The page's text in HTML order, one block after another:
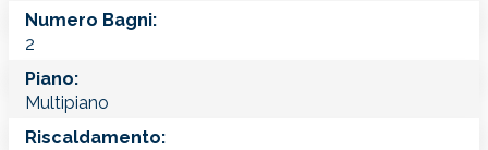
Numero Bagni:
2
Piano:
Multipiano
Riscaldamento: